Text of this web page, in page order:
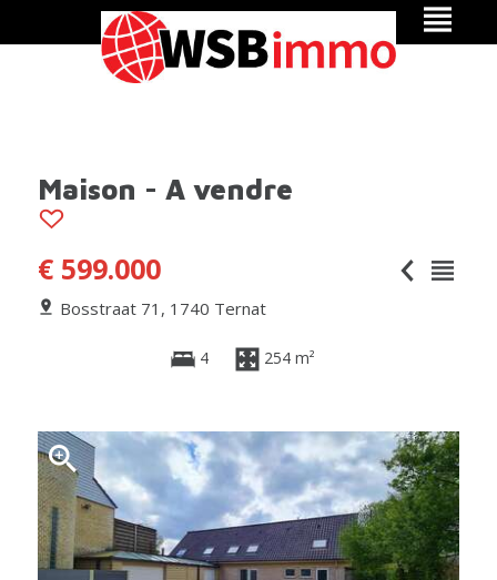
Maison - A vendre
€ 599.000
Bosstraat 71, 1740 Ternat
4 254 m²